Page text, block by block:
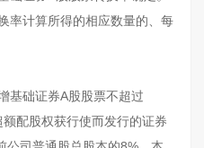
率计算所得的相应数量的、每
基础证券A股股票不超过
配股权获行使而发行的证券